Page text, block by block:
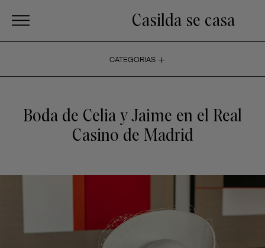
Casilda se casa
CATEGORIAS +
Boda de Celia y Jaime en el Real
Casino de Madrid